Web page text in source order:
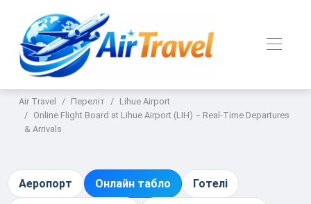
Air Travel Переліт
Lihue Airport
Online Flight Board at Lihue Airport (LIH) – Real-Time Departures
& Arrivals
Аеропорт Онлайн табло Готелі